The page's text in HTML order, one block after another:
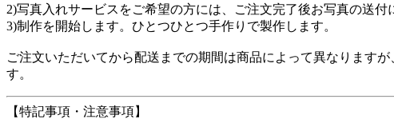
2)写真入れサービスをご希望の方には、ご注文完了後お写真の送付
3)制作を開始します。ひとつひとつ手作りで製作します。
ご注文いただいてから配送までの期間は商品によって異なります
す。
【特記事項・注意事項】